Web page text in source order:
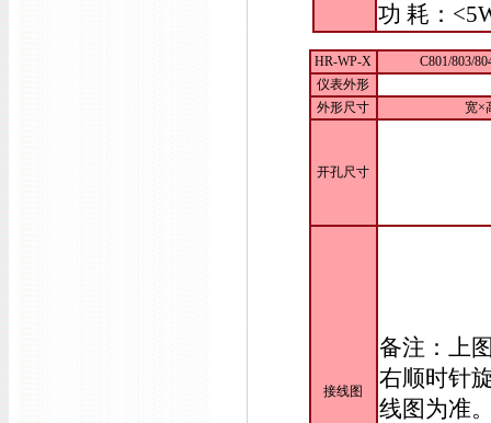
功 耗：
HR-WP-X
C801/803/
仪表外形
外形尺寸
宽×
开孔尺寸
接线图
备注：上
右顺时针
线图为准